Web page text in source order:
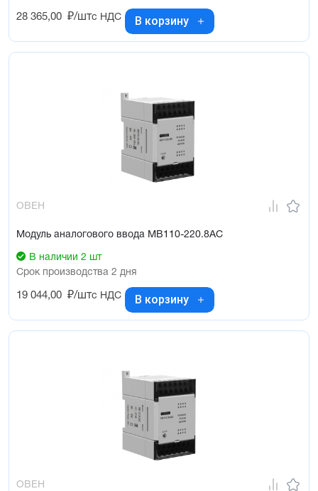
28 365,00 ₽/штс НДС В корзину
ОВЕН
Модуль аналогового ввода МВ110-220.8АС
В наличии 2 шт
Срок производства 2 дня
19 044,00 ₽/штс НДС В корзину
ОВЕН